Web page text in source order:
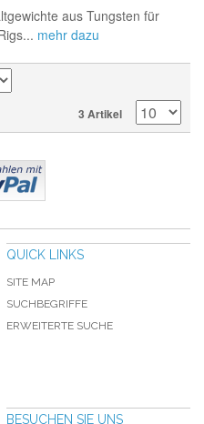
aus Tungsten für
mehr dazu
3 Artikel
QUICK LINKS
SITE MAP
SUCHBEGRIFFE
ERWEITERTE SUCHE
BESUCHEN SIE UNS